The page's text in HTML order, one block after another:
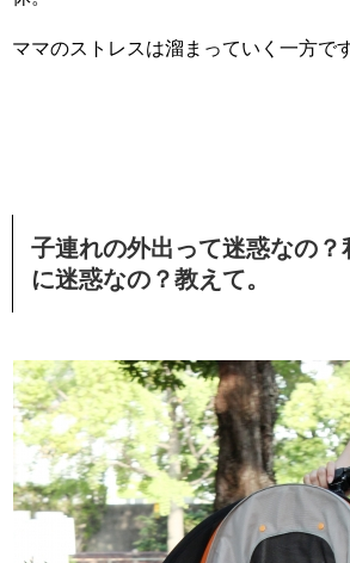
ママのストレスは溜まっていく一方で
子連れの外出って迷惑なの？
に迷惑なの？教えて。